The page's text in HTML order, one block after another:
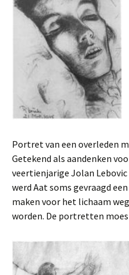
Portret van een overleden
Getekend als aandenken
veertienjarige Jolan
werd Aat soms gevraagd
maken voor het lichaam
worden. De portretten